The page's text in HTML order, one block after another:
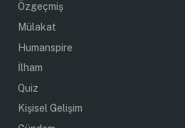
Özgeçmiş
Mülakat
Humanspire
İlham
Quiz
Kişisel Gelişim